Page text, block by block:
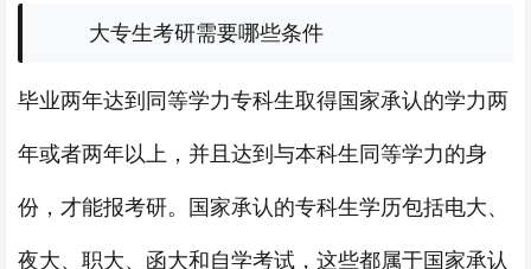
大专生考研需要哪些条件
毕业两年达到同等学力专科生取得国家承认的学力两
年或者两年以上，并且达到与本科生同等学力的身
份，才能报考研。国家承认的专科生学历包括电大、
夜大、职大、函大和自学考试，这些都属于国家承认